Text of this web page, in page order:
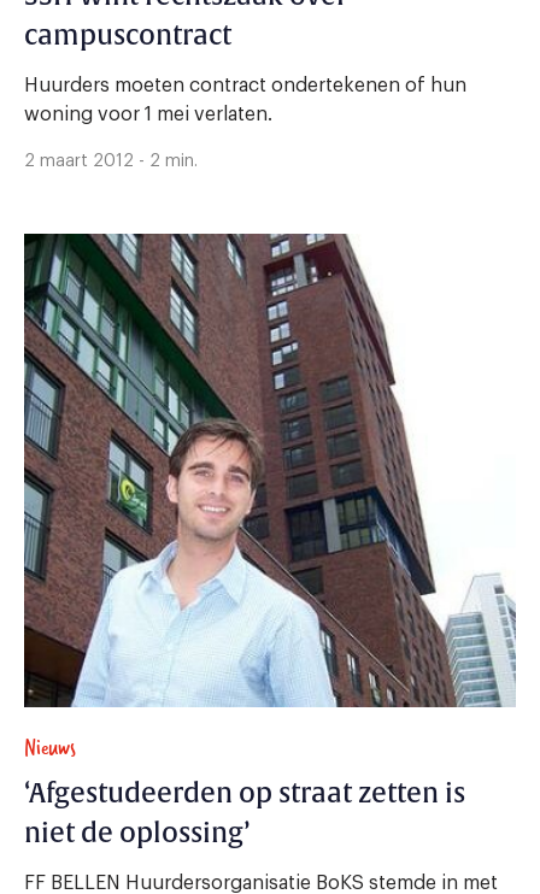
campuscontract
Huurders moeten contract ondertekenen of hun
woning voor 1 mei verlaten.
2 maart 2012 - 2 min.
Nieuws
‘Afgestudeerden op straat zetten is
niet de oplossing’
FF BELLEN Huurdersorganisatie BoKS stemde in met